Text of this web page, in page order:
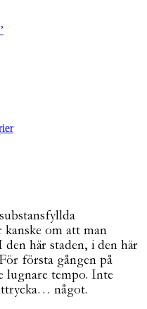
om att man
här staden, i den här
första gången på
lugnare tempo. Inte
något.